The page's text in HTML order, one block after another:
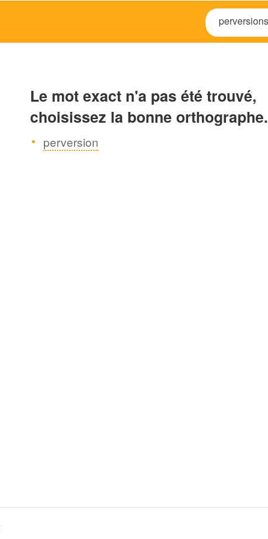
Le mot exact n'a pas été trouvé,
choisissez la bonne orthographe.
perversion